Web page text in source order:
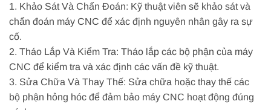
1. Khảo Sát Và Chẩn Đoán: Kỹ thuật viên sẽ khảo sát và
chẩn đoán máy CNC để xác định nguyên nhân gây ra sự
cố.
2. Tháo Lắp Và Kiểm Tra: Tháo lắp các bộ phận của máy
CNC để kiểm tra và xác định các vấn đề kỹ thuật.
3. Sửa Chữa Và Thay Thế: Sửa chữa hoặc thay thế các
bộ phận hỏng hóc để đảm bảo máy CNC hoạt động đúng